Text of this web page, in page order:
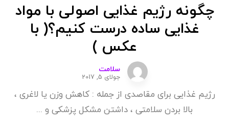
چگونه رژیم غذایی اصولی با مواد
غذایی ساده درست کنیم؟( با
عکس )
سلامت
جولای 5, 2017
رژیم غذایی برای مقاصدی از جمله : کاهش وزن یا لاغری ،
بالا بردن سلامتی ، داشتن مشکل پزشکی و ...